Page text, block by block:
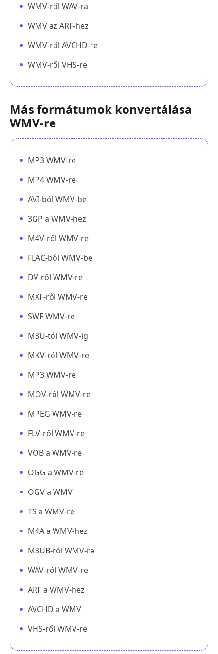
WMV-ről WAV-ra
WMV az ARF-hez
WMV-ről AVCHD-re
WMV-ről VHS-re
Más formátumok konvertálása
WMV-re
MP3 WMV-re
MP4 WMV-re
AVI-ból WMV-be
3GP a WMV-hez
M4V-ről WMV-re
FLAC-ból WMV-be
DV-ről WMV-re
MXF-ről WMV-re
SWF WMV-re
M3U-tól WMV-ig
MKV-ról WMV-re
MP3 WMV-re
MOV-ról WMV-re
MPEG WMV-re
FLV-ről WMV-re
VOB a WMV-re
OGG a WMV-re
OGV a WMV
TS a WMV-re
M4A a WMV-hez
M3UB-ról WMV-re
WAV-ról WMV-re
ARF a WMV-hez
AVCHD a WMV
VHS-ről WMV-re